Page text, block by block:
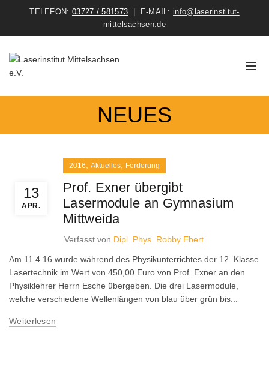
TELEFON: 03727 / 581573 | E-MAIL:info@laserinstitut-
mittelsachsen.de
NEUES
13
APR.
2016 Aktuelles Förderung
Prof. Exner übergibt
Lasermodule an Gymnasium
Mittweida
Verfasst von Dipl. Phys. Robby Ebert
Am 11.4.16 wurde während des Physikunterrichtes der 12. Klasse
Lasertechnik im Wert von 450,00 Euro von Prof. Exner an den
Physiklehrer Herrn Esche übergeben. Die drei Lasermodule,
welche verschiedene Wellenlängen von blau über grün bis...
Weiterlesen